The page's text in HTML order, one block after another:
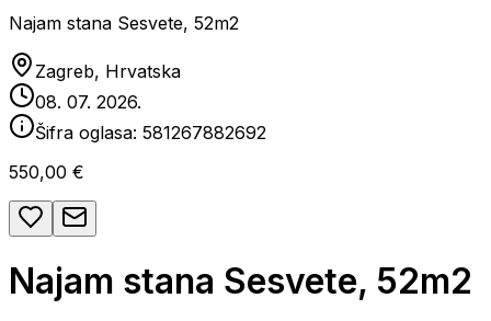
Najam stana Sesvete, 52m2
Zagreb, Hrvatska
08. 07. 2026.
Šifra oglasa: 581267882692
550,00 €
Najam stana Sesvete, 52m2